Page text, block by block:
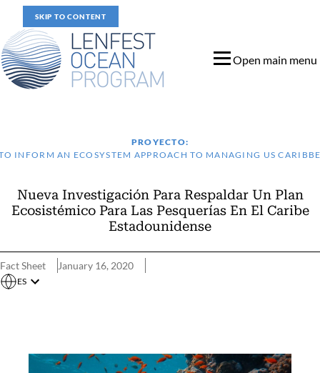
SKIP TO CONTENT
Open main menu
PROYECTO:
INFORM AN ECOSYSTEM APPROACH TO MANAGING US
Nueva Investigación Para Respaldar Un Plan
Ecosistémico Para Las Pesquerías En El Caribe
Estadounidense
Fact Sheet January 16, 2020
ES